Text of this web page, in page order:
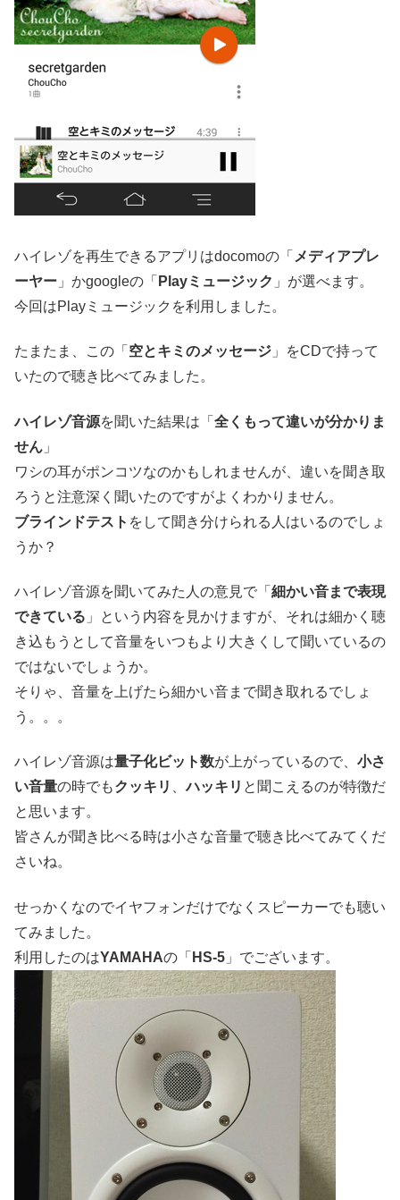
ハイレゾを再生できるアプリはdocomoの「 メディアプレ
ーヤー 」かgoogleの「 Playミュージック 」が選べます。
今回はPlayミュージックを利用しました。
たまたま、この「 空とキミのメッセージ 」をCDで持って
いたので聴き比べてみました。
ハイレゾ音源を聞いた結果は「 全くもって違いが分かりま
せん 」
ワシの耳がポンコツなのかもしれませんが、違いを聞き取
ろうと注意深く聞いたのですがよくわかりません。
ブラインドテスト をして聞き分けられる人はいるのでしょ
うか？
ハイレゾ音源を聞いてみた人の意見で「 細かい音まで表現
できている 」という内容を見かけますが、それは細かく聴
き込もうとして音量をいつもより大きくして聞いているの
ではないでしょうか。
そりゃ、音量を上げたら細かい音まで聞き取れるでしょ
う。。。
ハイレゾ音源は量子化ビット数が上がっているので、 小さ
い音量の時でもクッキリ 、ハッキリ と聞こえるのが特徴だ
と思います。
皆さんが聞き比べる時は小さな音量で聴き比べてみてくだ
さいね。
せっかくなのでイヤフォンだけでなくスピーカーでも聴い
てみました。
利用したのはYAMAHAの「 HS-5 」でございます。